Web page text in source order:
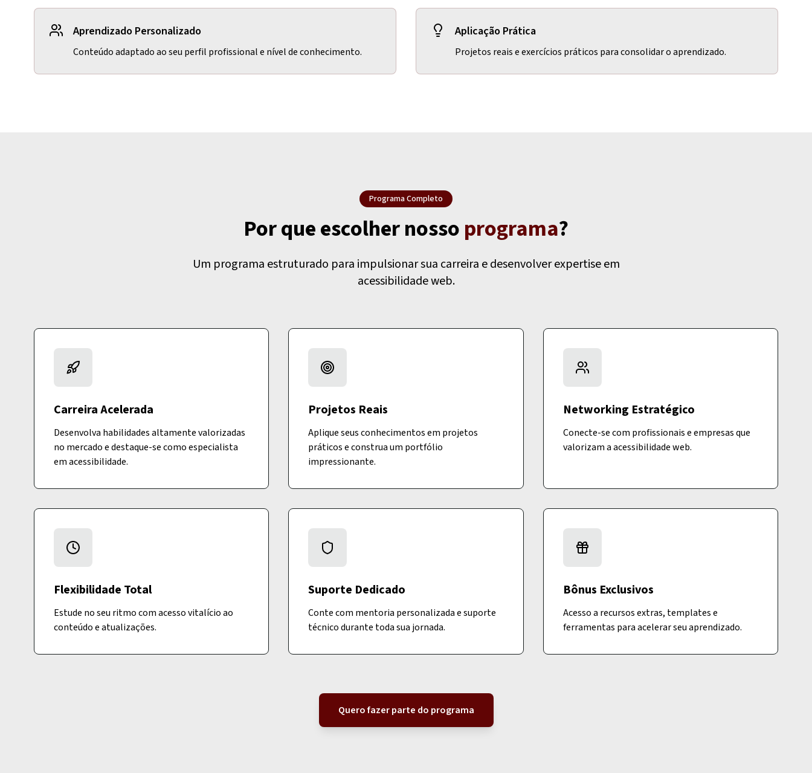
Aprendizado Personalizado
Conteúdo adaptado ao seu perfil profissional e nível de conhecimento.
Aplicação Prática
Projetos reais e exercícios práticos para consolidar o aprendizado.
Programa Completo
Por que escolher nossoprograma?
Um programa estruturado para impulsionar sua carreira e desenvolver expertise em
acessibilidade web.
Carreira Acelerada
Desenvolva habilidades altamente valorizadas
no mercado e destaque-se como especialista
em acessibilidade.
Projetos Reais
Aplique seus conhecimentos em projetos
práticos e construa um portfólio
impressionante.
Networking Estratégico
Conecte-se com profissionais e empresas que
valorizam a acessibilidade web.
Flexibilidade Total
Estude no seu ritmo com acesso vitalício ao
conteúdo e atualizações.
Suporte Dedicado
Conte com mentoria personalizada e suporte
técnico durante toda sua jornada.
Bônus Exclusivos
Acesso a recursos extras, templates e
ferramentas para acelerar seu aprendizado.
Quero fazer parte do programa